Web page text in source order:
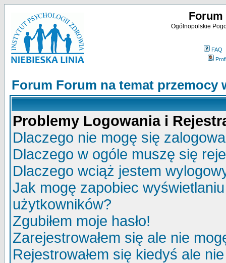
Forum
Ogólnopolskie
FAQ
Forum Forum na temat przemocy
Problemy Logowania i
Dlaczego nie mogę się
Dlaczego w ogóle muszę się
Dlaczego wciąż jestem
Jak mogę zapobiec
użytkowników?
Zgubiłem moje hasło!
Zarejestrowałem się ale nie
Rejestrowałem się kiedyś ale